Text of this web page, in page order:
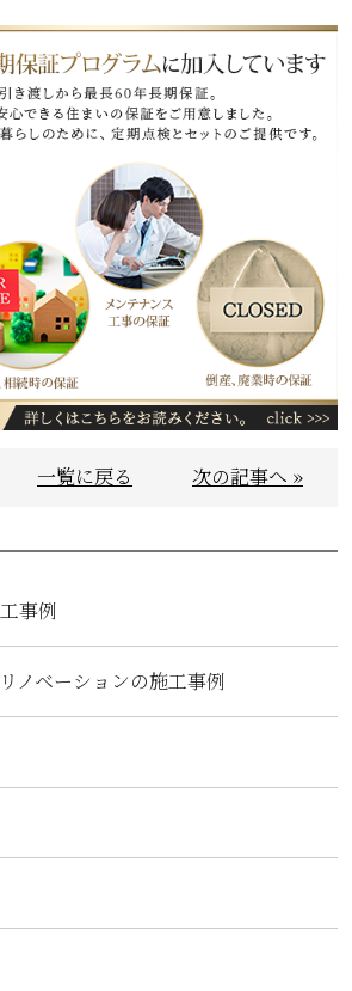
一覧に戻る 次の記事へ »
事例
ノベーションの施工事例